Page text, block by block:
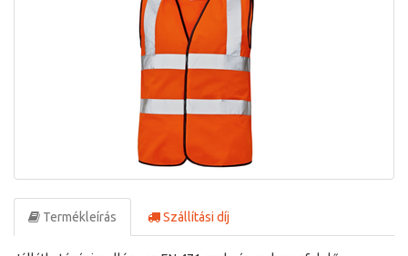
Termékleírás Szállítási díj